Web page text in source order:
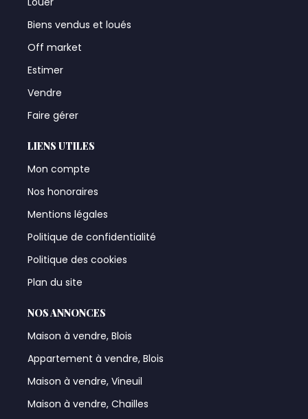
Biens vendus et loués
Off market
Estimer
Vendre
Faire gérer
LIENS UTILES
Mon compte
Nos honoraires
Mentions légales
Politique de confidentialité
Politique des cookies
Plan du site
NOS ANNONCES
Maison à vendre, Blois
Appartement à vendre, Blois
Maison à vendre, Vineuil
Maison à vendre, Chailles